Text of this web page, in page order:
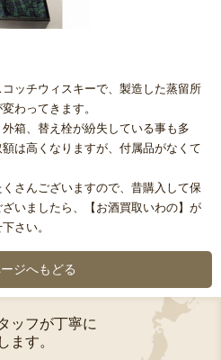
ッチウィスキーで、製造した蒸留所
わってきます。
箱、替え栓が紛失している事も多
は高くなりますが、付属品がなくて
さんございますので、昔購入して保
いましたら、【お酒買取いわの】が
さい。
ジへもどる
ッフが丁寧に
ます。